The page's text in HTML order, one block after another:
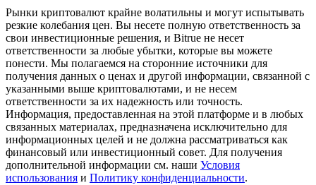
Торговые стратегии
Узнайте, как оставаться прибыльным
Заработок
Рынки криптовалют крайне волатильны и могут испытывать
резкие колебания цен. Вы несете полную ответственность за
свои инвестиционные решения, и Bitrue не несет
ответственности за любые убытки, которые вы можете
понести. Мы полагаемся на сторонние источники для
получения данных о ценах и другой информации, связанной с
указанными выше криптовалютами, и не несем
ответственности за их надежность или точность.
Информация, предоставленная на этой платформе и в любых
связанных материалах, предназначена исключительно для
информационных целей и не должна рассматриваться как
финансовый или инвестиционный совет. Для получения
дополнительной информации см. наши Условия
использования и Политику конфиденциальности.